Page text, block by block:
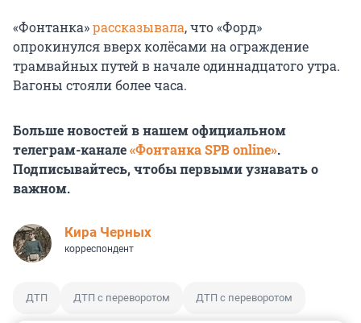
«Фонтанка»рассказывала, что «Форд»
опрокинулся вверх колёсами на ограждение
трамвайных путей в начале одиннадцатого утра.
Вагоны стояли более часа.
Больше новостей в нашем официальном
телеграм-канале«Фонтанка SPB online».
Подписывайтесь, чтобы первыми узнавать о
важном.
Кира Черных
корреспондент
ДТП ДТП с переворотом ДТП с переворотом